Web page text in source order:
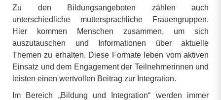
Zu den Bildungsangeboten zählen auch
unterschiedliche muttersprachliche Frauengruppen.
Hier kommen Menschen zusammen, um sich
auszutauschen und Informationen über aktuelle
Themen zu erhalten. Diese Formate leben vom aktiven
Einsatz und dem Engagement der Teilnehmerinnen und
leisten einen wertvollen Beitrag zur Integration.
Im Bereich „Bildung und Integration“ werden immer